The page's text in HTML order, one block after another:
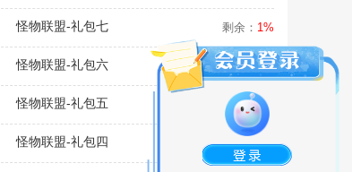
怪物联盟-礼包七 剩余： 1%
怪物联盟-礼包六 剩余：1%
怪物联盟-礼包五 剩余：1%
怪物联盟-礼包四 剩余：1%